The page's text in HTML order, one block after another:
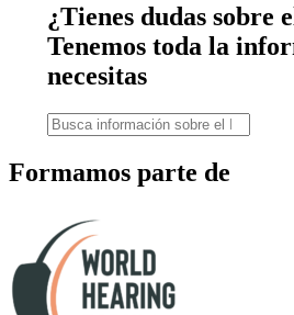
¿Tienes dudas sobre
Tenemos toda la
necesitas
Formamos parte de